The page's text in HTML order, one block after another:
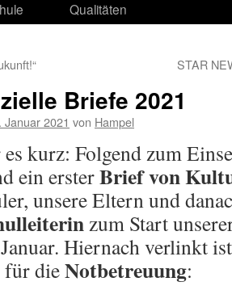
Qualitäten
STAR
Briefe 2021
Januar 2021 von Hampel
kurz: Folgend zum
ein ersterBrief von
unsere Eltern und
zum Start
Hiernach verlinkt
dieNotbetreuung: